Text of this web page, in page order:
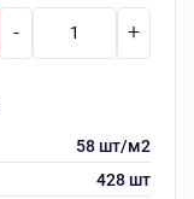
58 шт/м2
428 шт
- +